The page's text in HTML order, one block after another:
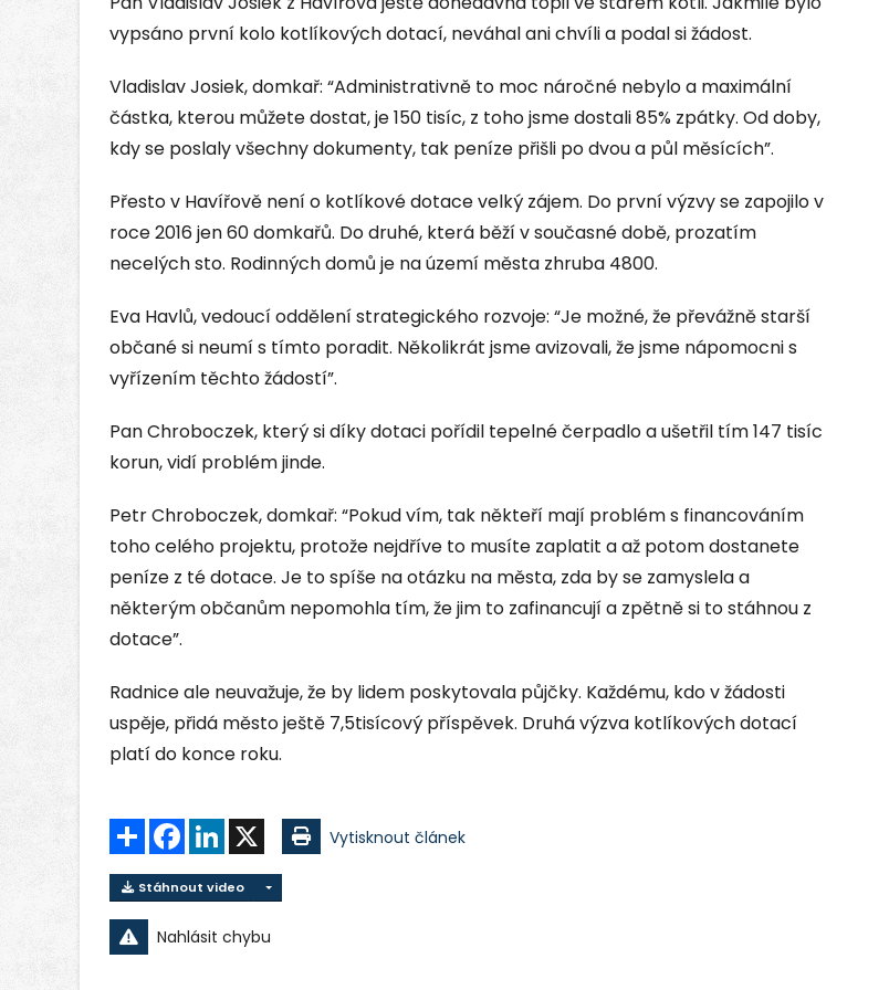
vypsáno první kolo kotlíkových dotací, neváhal ani chvíli a podal si žádost.
Vladislav Josiek, domkař: “Administrativně to moc náročné nebylo a maximální
částka, kterou můžete dostat, je 150 tisíc, z toho jsme dostali 85% zpátky. Od doby,
kdy se poslaly všechny dokumenty, tak peníze přišli po dvou a půl měsících”.
Přesto v Havířově není o kotlíkové dotace velký zájem. Do první výzvy se zapojilo v
roce 2016 jen 60 domkařů. Do druhé, která běží v současné době, prozatím
necelých sto. Rodinných domů je na území města zhruba 4800.
Eva Havlů, vedoucí oddělení strategického rozvoje: “Je možné, že převážně starší
občané si neumí s tímto poradit. Několikrát jsme avizovali, že jsme nápomocni s
vyřízením těchto žádostí”.
Pan Chroboczek, který si díky dotaci pořídil tepelné čerpadlo a ušetřil tím 147 tisíc
korun, vidí problém jinde.
Petr Chroboczek, domkař: “Pokud vím, tak někteří mají problém s financováním
toho celého projektu, protože nejdříve to musíte zaplatit a až potom dostanete
peníze z té dotace. Je to spíše na otázku na města, zda by se zamyslela a
některým občanům nepomohla tím, že jim to zafinancují a zpětně si to stáhnou z
dotace”.
Radnice ale neuvažuje, že by lidem poskytovala půjčky. Každému, kdo v žádosti
uspěje, přidá město ještě 7,5tisícový příspěvek. Druhá výzva kotlíkových dotací
platí do konce roku.
Sdílet FacebookLinkedIn Vytisknout článek
Stáhnout video
Nahlásit chybu